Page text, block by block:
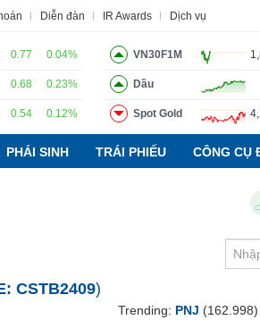
Diễn đàn IR Awards Dịch vụ
0.77 0.04%
0.68 0.23%
0.54 0.12%
VN30F1M
Dầu
Spot Gold
PHÁI SINH TRÁI PHIẾU CÔNG CỤ
CSTB2409)
Trending: PNJ (162.998)
Báo cáo phân tích Thuật ngữ